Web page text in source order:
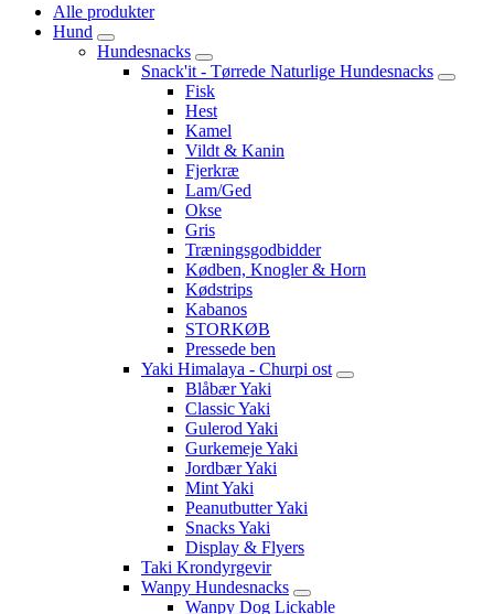
Alle produkter
Hund
Hundesnacks
Snack'it - Tørrede Naturlige Hundesnacks
Fisk
Hest
Kamel
Vildt & Kanin
Fjerkræ
Lam/Ged
Okse
Gris
Træningsgodbidder
Kødben, Knogler & Horn
Kødstrips
Kabanos
STORKØB
Pressede ben
Yaki Himalaya - Churpi ost
Blåbær Yaki
Classic Yaki
Gulerod Yaki
Gurkemeje Yaki
Jordbær Yaki
Mint Yaki
Peanutbutter Yaki
Snacks Yaki
Display & Flyers
Taki Krondyrgevir
Wanpy Hundesnacks
Wanpy Dog Lickable